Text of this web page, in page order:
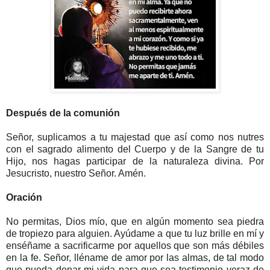
Después de la comunión
Señor, suplicamos a tu majestad que así como nos nutres
con el sagrado alimento del Cuerpo y de la Sangre de tu
Hijo, nos hagas participar de la naturaleza divina. Por
Jesucristo, nuestro Señor. Amén.
Oración
No permitas, Dios mío, que en algún momento sea piedra
de tropiezo para alguien. Ayúdame a que tu luz brille en mí y
enséñame a sacrificarme por aquellos que son más débiles
en la fe. Señor, lléname de amor por las almas, de tal modo